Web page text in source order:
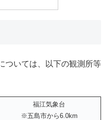
ついては、以下の観測所等
福江気象台
※五島市から6.0km